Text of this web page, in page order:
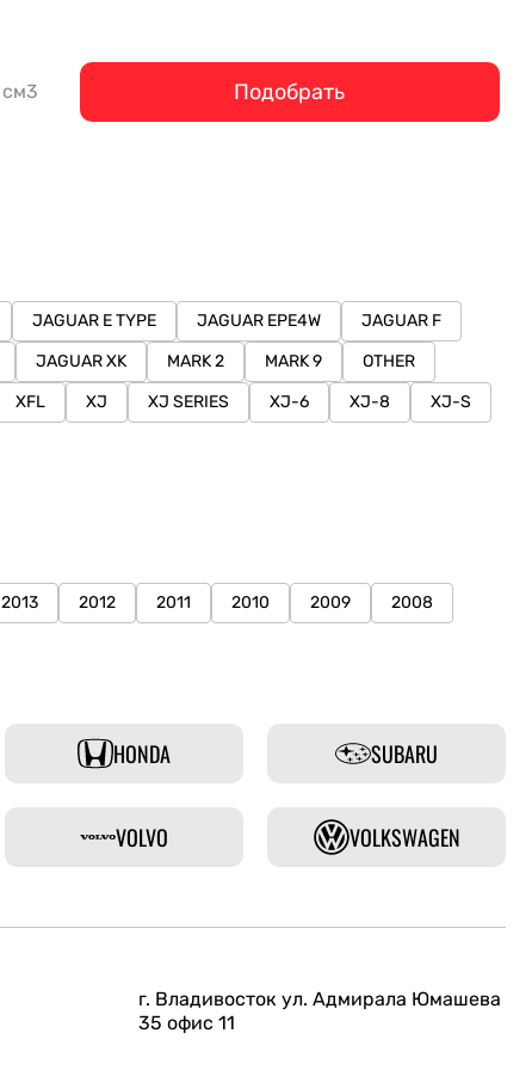
см3 Подобрать
JAGUAR E TYPE JAGUAR EPE4W
JAGUAR F
JAGUAR XK MARK 2 MARK 9
OTHER
XFL XJ XJ SERIES XJ-6 XJ-8
XJ-S
2013 2012 2011 2010 2009
2008
HONDA SUBARU
VOLVO VOLKSWAGEN
г. Владивосток ул. Адмирала Юмашева
35 офис 11